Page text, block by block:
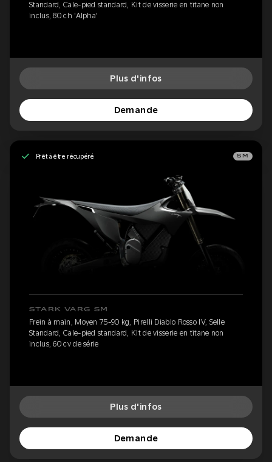
Standard, Cale-pied standard, Kit de visserie en titane non
inclus, 80 ch 'Alpha'
Plus d'infos
Demande
Prêt à être récupéré SM
STARK VARG SM
Frein à main, Moyen 75-90 kg, Pirelli Diablo Rosso IV, Selle
Standard, Cale-pied standard, Kit de visserie en titane non
inclus, 60 cv de série
Plus d'infos
Demande